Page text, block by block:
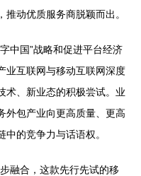
动优质服务商脱颖而出。
中国”战略和促进平台经济
业互联网与移动互联网深度
术、新业态的积极尝试。业
外包产业向更高质量、更高
的竞争力与话语权。
融合，这款先行先试的移